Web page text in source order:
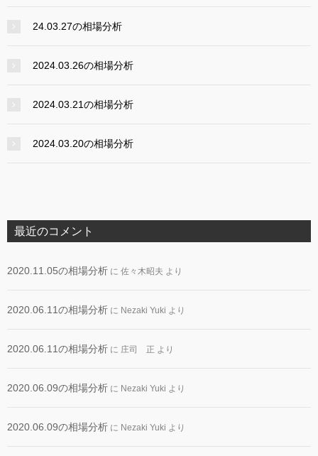
24.03.27の相場分析
2024.03.26の相場分析
2024.03.21の相場分析
2024.03.20の相場分析
最近のコメント
2020.11.05の相場分析 に 佐々木昭夫 より
2020.06.11の相場分析 に Nezaki Yuki より
2020.06.11の相場分析 に 庄司 正 より
2020.06.09の相場分析 に Nezaki Yuki より
2020.06.09の相場分析 に Nezaki Yuki より